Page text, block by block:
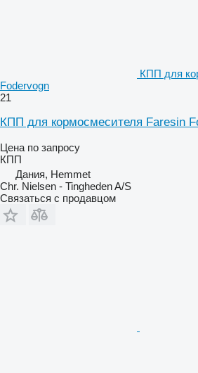
КПП для
Fodervogn
21
КПП для кормосмесителя Faresin
Цена по запросу
КПП
Дания, Hemmet
Chr. Nielsen - Tingheden A/S
Связаться с продавцом